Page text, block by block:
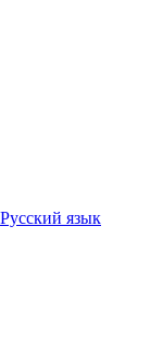
Русский язык